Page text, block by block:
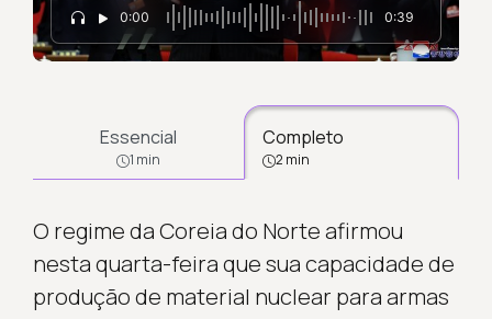
0:00 0:39
Essencial
1 min
Completo
2 min
O regime da Coreia do Norte afirmou
nesta quarta-feira que sua capacidade de
produção de material nuclear para armas